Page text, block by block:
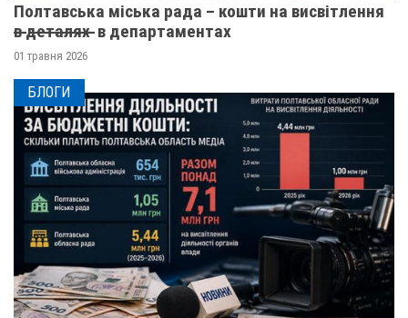
Полтавська міська рада – кошти на висвітлення
в̶ ̶д̶е̶т̶а̶л̶я̶х̶ ̶ в департаментах
01 травня 2026
БЛОГИ